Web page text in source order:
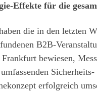
Effekte für die
die in den letzten
B2B-
Frankfurt bewiesen,
Sicherheits-
erfolgreich